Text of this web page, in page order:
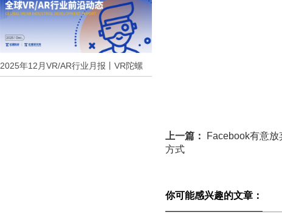
2025年12月VR/AR行业月报丨VR陀螺
上一篇：
Facebook有意
方式
你可能感兴趣的文章：